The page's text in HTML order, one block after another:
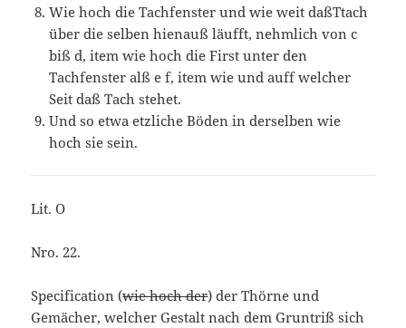
Wie hoch die Tachfenster und wie weit daßTtach
über die selben hienauß läufft, nehmlich von c
biß d, item wie hoch die First unter den
Tachfenster alß e f, item wie und auff welcher
Seit daß Tach stehet.
Und so etwa etzliche Böden in derselben wie
hoch sie sein.
Lit. O
Nro. 22.
Specification (wie hoch der) der Thörne und
Gemächer, welcher Gestalt nach dem Gruntriß sich